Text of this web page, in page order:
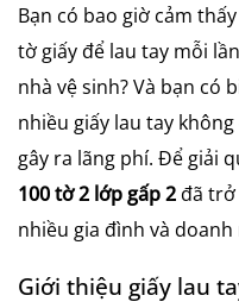
Bạn có bao giờ cảm
tờ giấy để lau tay mỗi
nhà vệ sinh? Và bạn có
nhiều giấy lau tay
gây ra lãng phí. Để giải
100 tờ 2 lớp gấp 2đã trở
nhiều gia đình và doanh
Giới thiệu giấy lau